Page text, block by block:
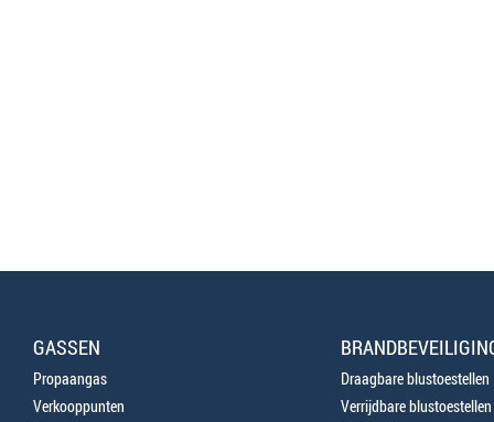
GASSEN
Propaangas
Verkooppunten
Draagbare blustoestellen
Verrijdbare blustoestellen